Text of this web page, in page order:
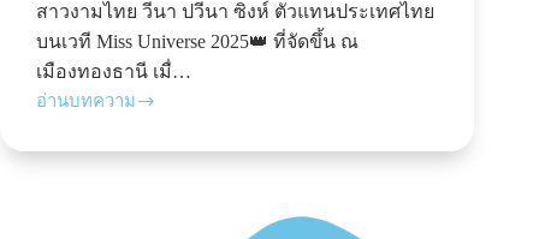
สาวงามไทย วีนา ปวีนา ซิงห์ ตัวแทนประเทศไทย
บนเวที Miss Universe 2025👑 ที่จัดขึ้น ณ
เมืองทองธานี เมื่…
อ่านบทความ